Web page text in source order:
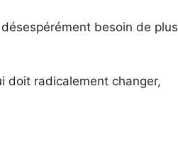
besoin de plus
doit radicalement changer,